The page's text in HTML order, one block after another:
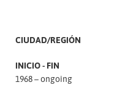
CIUDAD/REGIÓN
INICIO - FIN
1968 – ongoing